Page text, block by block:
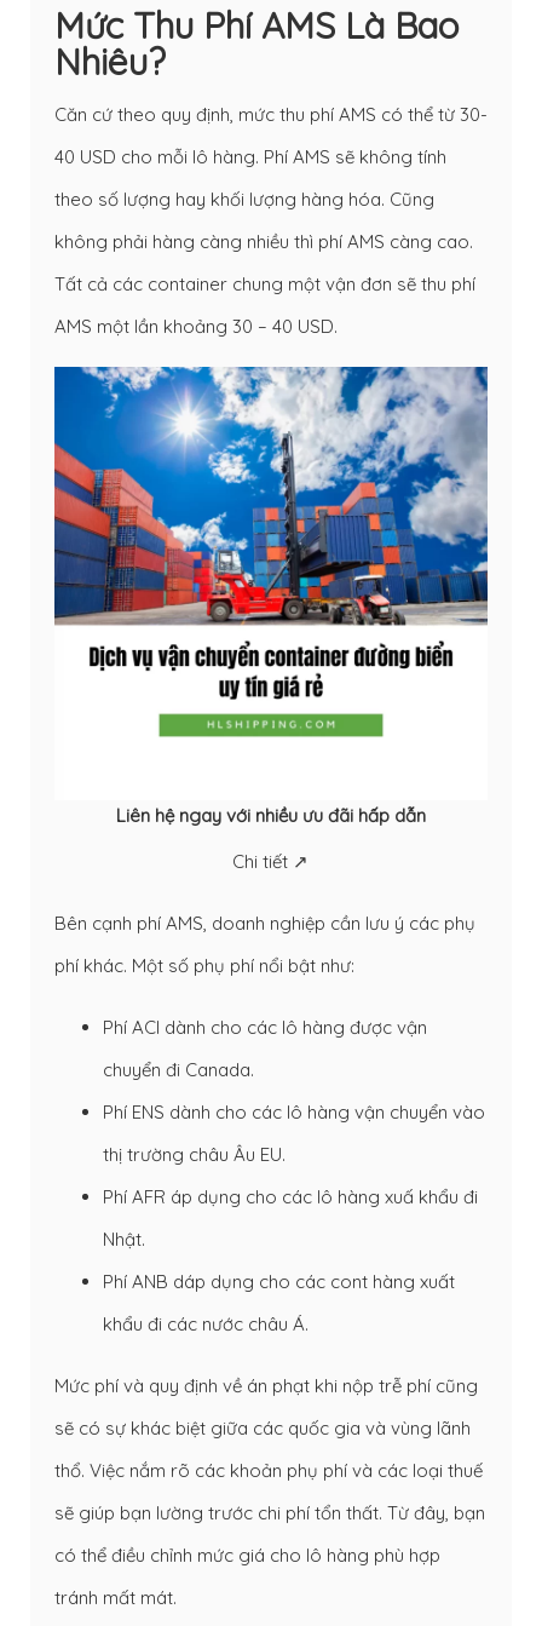
Mức Thu Phí AMS Là Bao
Nhiêu?
Căn cứ theo quy định, mức thu phí AMS có thể từ 30-
40 USD cho mỗi lô hàng. Phí AMS sẽ không tính
theo số lượng hay khối lượng hàng hóa. Cũng
không phải hàng càng nhiều thì phí AMS càng cao.
Tất cả các container chung một vận đơn sẽ thu phí
AMS một lần khoảng 30 – 40 USD.
Liên hệ ngay với nhiều ưu đãi hấp dẫn
Chi tiết ↗
Bên cạnh phí AMS, doanh nghiệp cần lưu ý các phụ
phí khác. Một số phụ phí nổi bật như:
Phí ACI dành cho các lô hàng được vận
chuyển đi Canada.
Phí ENS dành cho các lô hàng vận chuyển vào
thị trường châu Âu EU.
Phí AFR áp dụng cho các lô hàng xuấ khẩu đi
Nhật.
Phí ANB dáp dụng cho các cont hàng xuất
khẩu đi các nước châu Á.
Mức phí và quy định về án phạt khi nộp trễ phí cũng
sẽ có sự khác biệt giữa các quốc gia và vùng lãnh
thổ. Việc nắm rõ các khoản phụ phí và các loại thuế
sẽ giúp bạn lường trước chi phí tổn thất. Từ đây, bạn
có thể điều chỉnh mức giá cho lô hàng phù hợp
tránh mất mát.